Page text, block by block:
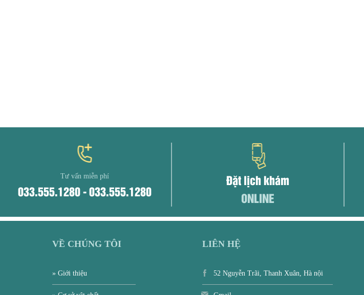
Tư vấn miễn phí
033.555.1280 - 033.555.1280
Đặt lịch khám
ONLINE
VỀ CHÚNG TÔI
» Giới thiệu
LIÊN HỆ
52 Nguyễn Trãi, Thanh Xuân, Hà nội